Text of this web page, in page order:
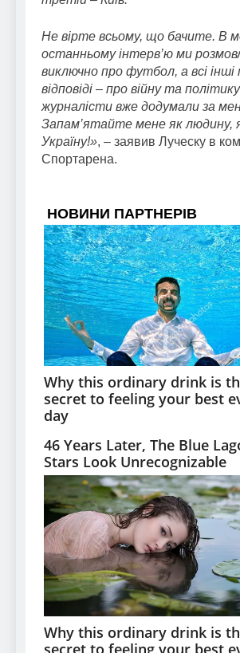
Не вірте всьому, що бачите. В
останньому інтерв’ю ми
виключно про футбол, а всі
відповіді – про війну та
журналісти вже додумали за
Запам’ятайте мене як людину,
Україну!», – заявив Луческу в
Спортарена.